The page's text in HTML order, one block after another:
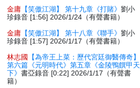
金庸 【笑傲江湖】 第十九章《打賭》劉小
珍錄音 [1:56] 2026/1/24（有聲書籍）
金庸 【笑傲江湖】 第十八章《聯手》劉小
珍錄音 [1:57] 2026/1/17（有聲書籍）
林志國
【為帝王上菜：歷代宮廷御醫傳奇】
第六篇《元明時代》第五章《金陵鴨饌甲天
下》書亞錄音 [0:22] 2026/1/17（有聲書
籍）